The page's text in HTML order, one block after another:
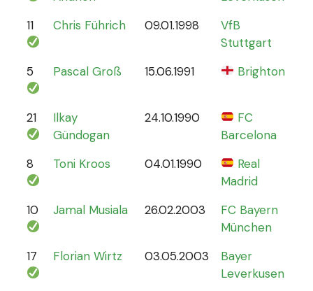
11
Chris Führich 09.01.1998
VfB
Stuttgart
5 Pascal Groß 15.06.1991 Brighton
21
Ilkay
Gündogan
24.10.1990
FC
Barcelona
8 Toni Kroos 04.01.1990
Real
Madrid
10 Jamal Musiala 26.02.2003
FC Bayern
München
17 Florian Wirtz 03.05.2003
Bayer
Leverkusen